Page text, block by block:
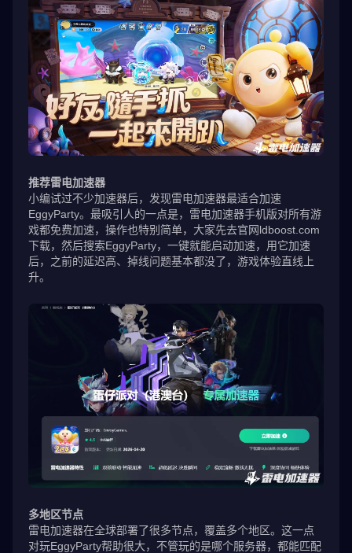
推荐雷电加速器
小编试过不少加速器后，发现雷电加速器最适合加速
EggyParty。最吸引人的一点是，雷电加速器手机版对所有游
戏都免费加速，操作也特别简单，大家先去官网ldboost.com
下载，然后搜索EggyParty，一键就能启动加速，用它加速
后，之前的延迟高、掉线问题基本都没了，游戏体验直线上
升。
多地区节点
雷电加速器在全球部署了很多节点，覆盖多个地区。这一点
对玩EggyParty帮助很大，不管玩的是哪个服务器，都能匹配